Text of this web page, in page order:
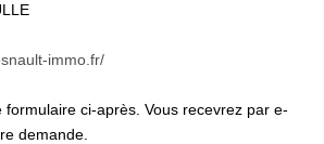
Qui Sommes-Nous
Notre Équipe
Avis Clients
immo.fr/
formulaire ci-après. Vous recevrez par e-
demande.